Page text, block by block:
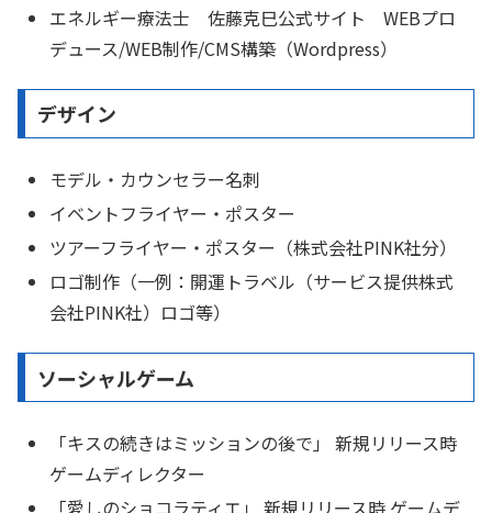
エネルギー療法士 佐藤克巳公式サイト WEBプロ
デュース/WEB制作/CMS構築（Wordpress）
デザイン
モデル・カウンセラー名刺
イベントフライヤー・ポスター
ツアーフライヤー・ポスター（株式会社PINK社分）
ロゴ制作（一例：開運トラベル（サービス提供株式
会社PINK社）ロゴ等）
ソーシャルゲーム
「キスの続きはミッションの後で」 新規リリース時
ゲームディレクター